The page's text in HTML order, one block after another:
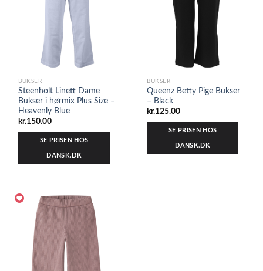
BUKSER
Steenholt Linett Dame
Bukser i hørmix Plus Size –
Heavenly Blue
kr.150.00
SE PRISEN HOS
DANSK.DK
BUKSER
Queenz Betty Pige Bukser
– Black
kr.125.00
SE PRISEN HOS
DANSK.DK